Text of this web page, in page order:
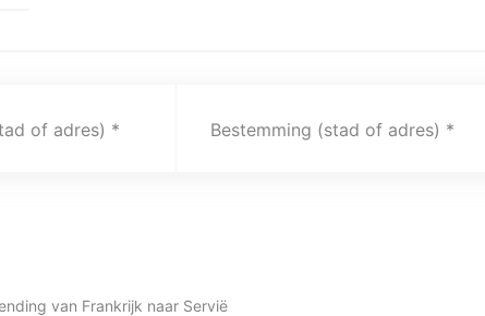
of adres) Bestemming (stad of adres)
van Frankrijk naar Servië